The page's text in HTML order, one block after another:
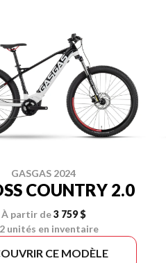
GASGAS 2024
COUNTRY 2.0
À partir de3 759 $
2 unités en inventaire
CE MODÈLE